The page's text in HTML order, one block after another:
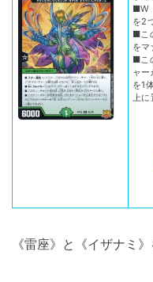
■W
を2
■こ
をマ
■こ
ャ
を1
上
《雷座》と《イザナミ